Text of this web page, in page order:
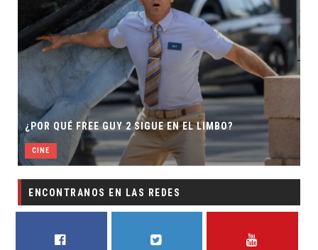
¿POR QUÉ FREE GUY 2 SIGUE EN EL LIMBO?
CINE
ENCONTRANOS EN LAS REDES